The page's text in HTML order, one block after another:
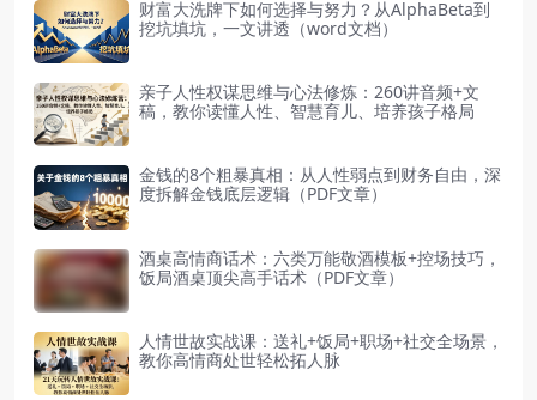
财富大洗牌下如何选择与努力？从AlphaBeta到
挖坑填坑，一文讲透（word文档）
亲子人性权谋思维与心法修炼：260讲音频+文
稿，教你读懂人性、智慧育儿、培养孩子格局
金钱的8个粗暴真相：从人性弱点到财务自由，深
度拆解金钱底层逻辑（PDF文章）
酒桌高情商话术：六类万能敬酒模板+控场技巧，
饭局酒桌顶尖高手话术（PDF文章）
人情世故实战课：送礼+饭局+职场+社交全场景，
教你高情商处世轻松拓人脉